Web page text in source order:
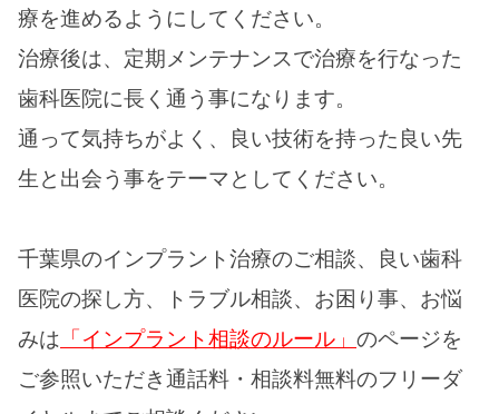
療を進めるようにしてください。
治療後は、定期メンテナンスで治療を行なった
歯科医院に長く通う事になります。
通って気持ちがよく、良い技術を持った良い先
生と出会う事をテーマとしてください。
千葉県のインプラント治療のご相談、良い歯科
医院の探し方、トラブル相談、お困り事、お悩
みは 「インプラント相談のルール」 のページを
ご参照いただき通話料・相談料無料のフリーダ